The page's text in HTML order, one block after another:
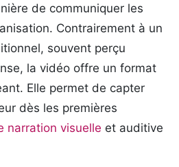
de communiquer les
Contrairement à un
souvent perçu
la vidéo offre un format
Elle permet de capter
dès les premières
narration visuelle et auditive